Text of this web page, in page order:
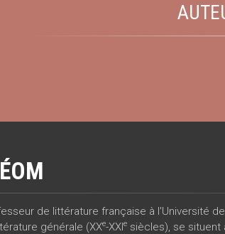
de littérature française à l'Université
générale (XXe-XXIe siècles), se situent